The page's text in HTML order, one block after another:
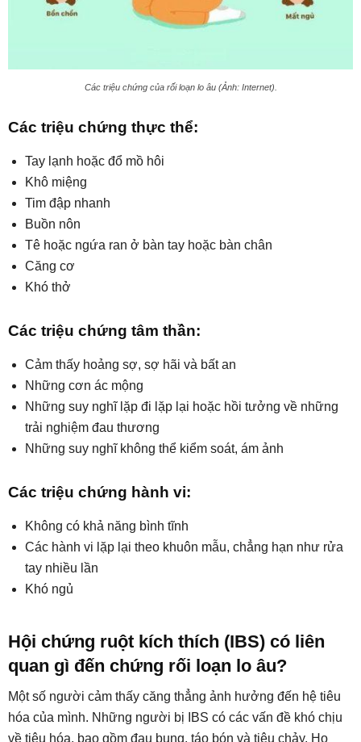
Các triệu chứng của rối loạn lo âu (Ảnh: Internet).
Các triệu chứng thực thể:
Tay lạnh hoặc đổ mồ hôi
Khô miệng
Tim đập nhanh
Buồn nôn
Tê hoặc ngứa ran ở bàn tay hoặc bàn chân
Căng cơ
Khó thở
Các triệu chứng tâm thần:
Cảm thấy hoảng sợ, sợ hãi và bất an
Những cơn ác mộng
Những suy nghĩ lặp đi lặp lại hoặc hồi tưởng về những
trải nghiệm đau thương
Những suy nghĩ không thể kiểm soát, ám ảnh
Các triệu chứng hành vi:
Không có khả năng bình tĩnh
Các hành vi lặp lại theo khuôn mẫu, chẳng hạn như rửa
tay nhiều lần
Khó ngủ
Hội chứng ruột kích thích (IBS) có liên
quan gì đến chứng rối loạn lo âu?
Một số người cảm thấy căng thẳng ảnh hưởng đến hệ tiêu
hóa của mình. Những người bị IBS có các vấn đề khó chịu
về tiêu hóa, bao gồm đau bụng, táo bón và tiêu chảy. Họ